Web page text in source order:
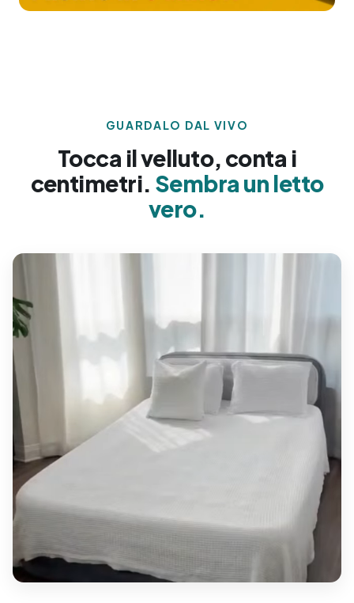
GUARDALO DAL VIVO
Tocca il velluto, conta i
centimetri. Sembra un letto
vero.